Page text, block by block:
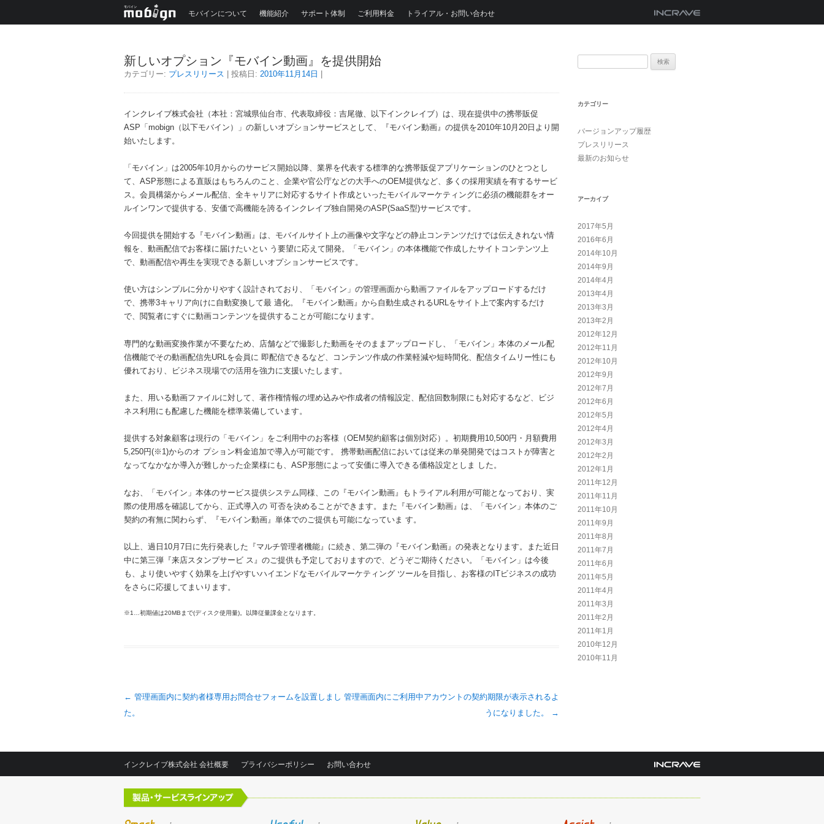
モバインについて 機能紹介 サポート体制 ご利用料金 トライアル・お問い合わせ
新しいオプション『モバイン動画』を提供開始
カテゴリー: プレスリリース | 投稿日: 2010年11月14日
インクレイブ株式会社（本社：宮城県仙台市、代表取締役：吉尾徹、以下インクレイブ）は、現在提供中の携帯販促
ASP「mobign（以下モバイン）」の新しいオプションサービスとして、『モバイン動画』の提供を2010年10月20日より開
始いたします。
「モバイン」は2005年10月からのサービス開始以降、業界を代表する標準的な携帯販促アプリケーションのひとつとし
て、ASP形態による直販はもちろんのこと、企業や官公庁などの大手へのOEM提供など、多くの採用実績を有するサービ
ス。会員構築からメール配信、全キャリアに対応するサイト作成といったモバイルマーケティングに必須の機能群をオー
ルインワンで提供する、安価で高機能を誇るインクレイブ独自開発のASP(SaaS型)サービスです。
今回提供を開始する『モバイン動画』は、モバイルサイト上の画像や文字などの静止コンテンツだけでは伝えきれない情
報を、動画配信でお客様に届けたいとい う要望に応えて開発。「モバイン」の本体機能で作成したサイトコンテンツ上
で、動画配信や再生を実現できる新しいオプションサービスです。
使い方はシンプルに分かりやすく設計されており、「モバイン」の管理画面から動画ファイルをアップロードするだけ
で、携帯3キャリア向けに自動変換して最 適化。『モバイン動画』から自動生成されるURLをサイト上で案内するだけ
で、閲覧者にすぐに動画コンテンツを提供することが可能になります。
専門的な動画変換作業が不要なため、店舗などで撮影した動画をそのままアップロードし、「モバイン」本体のメール配
信機能でその動画配信先URLを会員に 即配信できるなど、コンテンツ作成の作業軽減や短時間化、配信タイムリー性にも
優れており、ビジネス現場での活用を強力に支援いたします。
また、用いる動画ファイルに対して、著作権情報の埋め込みや作成者の情報設定、配信回数制限にも対応するなど、ビジ
ネス利用にも配慮した機能を標準装備しています。
提供する対象顧客は現行の「モバイン」をご利用中のお客様（OEM契約顧客は個別対応）。初期費用10,500円・月額費用
5,250円(※1)からのオ プション料金追加で導入が可能です。 携帯動画配信においては従来の単発開発ではコストが障害と
なってなかなか導入が難しかった企業様にも、ASP形態によって安価に導入できる価格設定としま した。
なお、「モバイン」本体のサービス提供システム同様、この『モバイン動画』もトライアル利用が可能となっており、実
際の使用感を確認してから、正式導入の 可否を決めることができます。また『モバイン動画』は、「モバイン」本体のご
契約の有無に関わらず、『モバイン動画』単体でのご提供も可能になっていま す。
以上、過日10月7日に先行発表した『マルチ管理者機能』に続き、第二弾の『モバイン動画』の発表となります。また近日
中に第三弾『来店スタンプサービ ス』のご提供も予定しておりますので、どうぞご期待ください。「モバイン」は今後
も、より使いやすく効果を上げやすいハイエンドなモバイルマーケティング ツールを目指し、お客様のITビジネスの成功
をさらに応援してまいります。
※1…初期値は20MBまで(ディスク使用量)。以降従量課金となります。
投稿ナビゲーション
← 管理画面内に契約者様専用お問合せフォームを設置しまし
た。
管理画面内にご利用中アカウントの契約期限が表示されるよ
うになりました。
→
カテゴリー
バージョンアップ履歴
プレスリリース
最新のお知らせ
アーカイブ
2017年5月
2016年6月
2014年10月
2014年9月
2014年4月
2013年4月
2013年3月
2013年2月
2012年12月
2012年11月
2012年10月
2012年9月
2012年7月
2012年6月
2012年5月
2012年4月
2012年3月
2012年2月
2012年1月
2011年12月
2011年11月
2011年10月
2011年9月
2011年8月
2011年7月
2011年6月
2011年5月
2011年4月
2011年3月
2011年2月
2011年1月
2010年12月
2010年11月
インクレイブ株式会社 会社概要 プライバシーポリシー お問い合わせ